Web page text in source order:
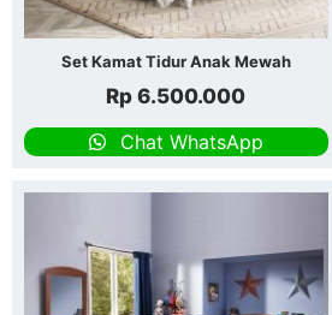
Set Kamat Tidur Anak Mewah
Rp 6.500.000
Chat WhatsApp